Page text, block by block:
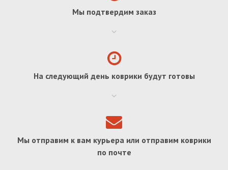
Мы подтвердим заказ
На следующий день коврики будут готовы
Мы отправим к вам курьера или отправим коврики
по почте